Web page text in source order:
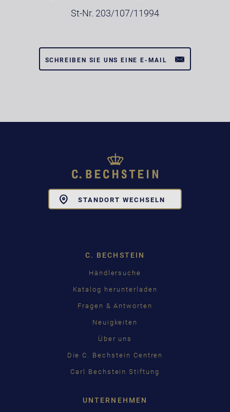
St-Nr. 203/107/11994
SCHREIBEN SIE UNS EINE E-MAIL
STANDORT WECHSELN
C. BECHSTEIN
Händlersuche
Katalog herunterladen
Fragen & Antworten
Neuigkeiten
Über uns
Die C. Bechstein Centren
Carl Bechstein Stiftung
UNTERNEHMEN